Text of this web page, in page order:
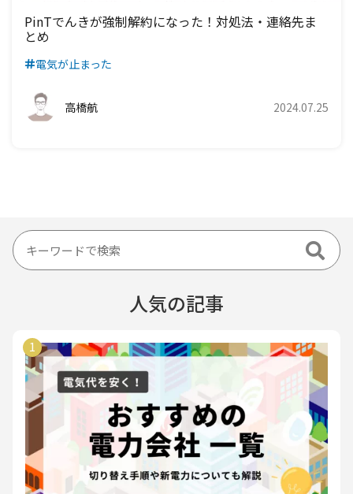
PinTでんきが強制解約になった！対処法・連絡先ま
とめ
電気が止まった
高橋航 2024.07.25
人気の記事